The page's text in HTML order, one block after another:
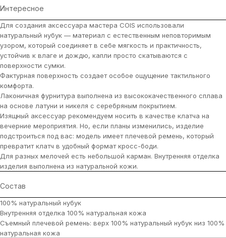
Интересное
Для создания аксессуара мастера COIS использовали
натуральный нубук — материал с естественным неповторимым
узором, который соединяет в себе мягкость и практичность,
устойчив к влаге и дождю, капли просто скатываются с
поверхности сумки.
Фактурная поверхность создает особое ощущение тактильного
комфорта.
Лаконичная фурнитура выполнена из высококачественного сплава
на основе латуни и никеля с серебряным покрытием.
Изящный аксессуар рекомендуем носить в качестве клатча на
вечерние мероприятия. Но, если планы изменились, изделие
подстроиться под вас: модель имеет плечевой ремень, который
превратит клатч в удобный формат кросс-боди.
Для разных мелочей есть небольшой карман. Внутренняя отделка
изделия выполнена из натуральной кожи.
Состав
100% натуральный нубук
Внутренняя отделка 100% натуральная кожа
Съемный плечевой ремень: верх 100% натуральный нубук низ 100%
натуральная кожа